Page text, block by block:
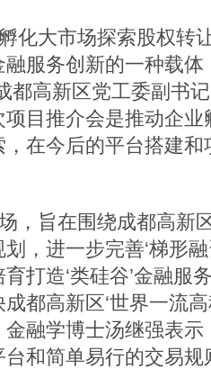
化大市场探索股权转
服务创新的一种载
都高新区党工委副书
目推介会是推动企
在今后的平台搭建
，旨在围绕成都高新
，进一步完善‘梯形
打造‘类硅谷’金融服
都高新区‘世界一流高
融学博士汤继强表
和简单易行的交易